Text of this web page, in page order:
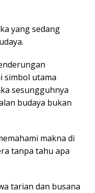
yang sedang
simbol utama
sesungguhnya
budaya bukan
makna di
tanpa tahu apa
tarian dan busana